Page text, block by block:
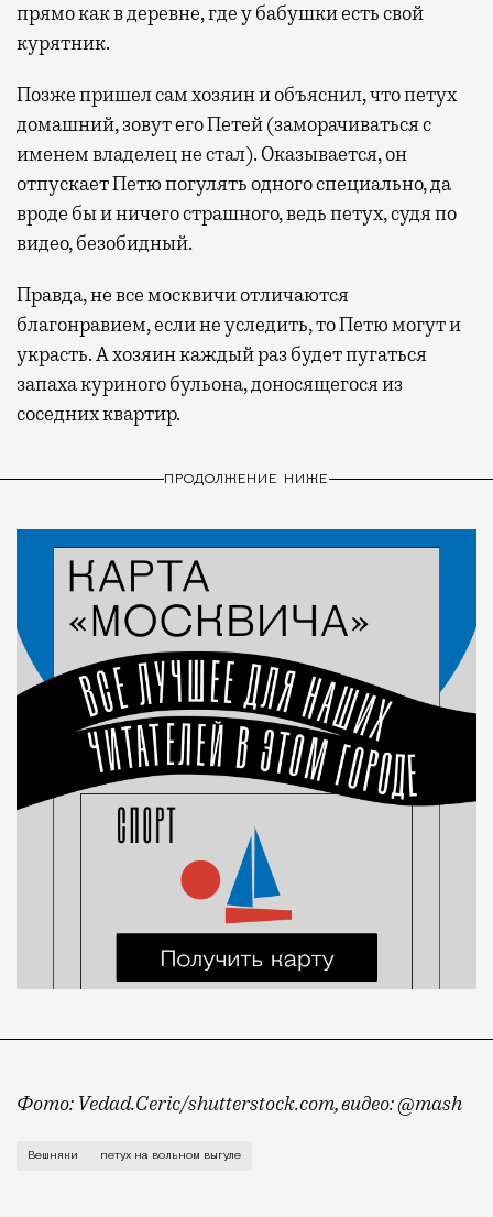
прямо как в деревне, где у бабушки есть свой
курятник.
Позже пришел сам хозяин и объяснил, что петух
домашний, зовут его Петей (заморачиваться с
именем владелец не стал). Оказывается, он
отпускает Петю погулять одного специально, да
вроде бы и ничего страшного, ведь петух, судя по
видео, безобидный.
Правда, не все москвичи отличаются
благонравием, если не уследить, то Петю могут и
украсть. А хозяин каждый раз будет пугаться
запаха куриного бульона, доносящегося из
соседних квартир.
ПРОДОЛЖЕНИЕ НИЖЕ
Фото: Vedad.Ceric/shutterstock.com, видео: @mash
Помните, мы писали про обезьянку в квартире на
Вешняки петух на вольном выгуле